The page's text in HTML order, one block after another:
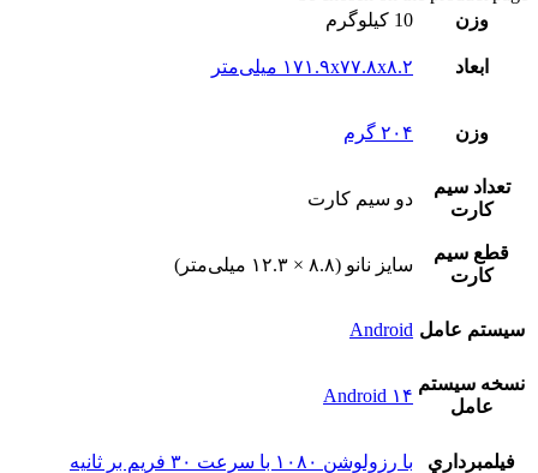
وزن
10 کیلوگرم
ابعاد ۱۷۱.۹x۷۷.۸x۸.۲ میلی‌متر
وزن ۲۰۴ گرم
تعداد سيم
کارت
دو سيم کارت
قطع سيم
کارت
سایز نانو (۸.۸ × ۱۲.۳ میلی‌متر)
سيستم عامل Android
نسخه سيستم
عامل
Android ۱۴
فيلمبرداري با رزولوشن ۱۰۸۰ با سرعت ۳۰ فریم بر ثانیه